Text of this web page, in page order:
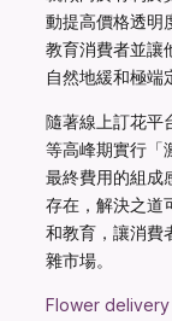
動提高價格透明
教育消費者並讓
自然地緩和極端
隨著線上訂花平
等高峰期實行「
最終費用的組成
存在，解決之道
和教育，讓消費
雜市場。
Flower